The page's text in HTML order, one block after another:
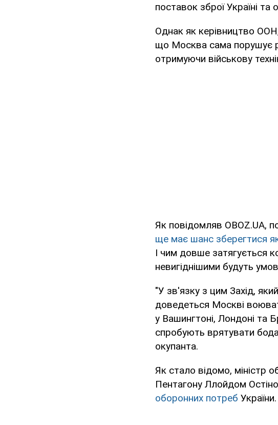
поставок зброї Україні та
Однак як керівництво
що Москва сама порушує
отримуючи військову
Як повідомляв OBOZ.UA,
ще має шанс зберегтися
І чим довше затягується
невигіднішими будуть
"У зв'язку з цим Захід,
доведеться Москві
у Вашингтоні, Лондоні та
спробують врятувати
окупанта.
Як стало відомо, міністр
Пентагону Ллойдом
оборонних потреб України.